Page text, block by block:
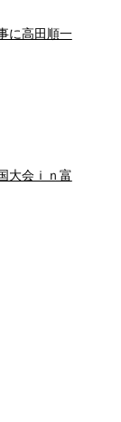
に高田順一
大会ｉｎ富